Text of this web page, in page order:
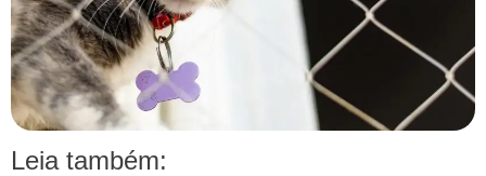
Leia também: